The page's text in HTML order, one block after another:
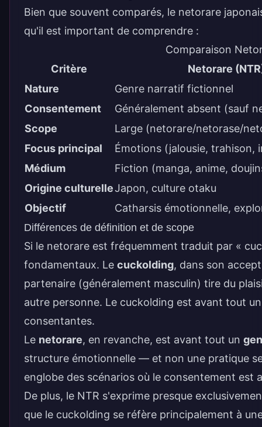
Bien que souvent comparés, le netorare
qu'il est important de comprendre :
Comparaison
Critère
Netorare
Nature
Genre narratif fictionnel
Consentement
Généralement absent (sauf
Scope
Large (netorare/netorase/
Focus principal
Émotions (jalousie, trahison,
Médium
Fiction (manga, anime,
Origine culturelleJapon, culture otaku
Objectif
Catharsis émotionnelle,
Différences de définition et de scope
Si le netorare est fréquemment traduit par «
fondamentaux. Le cuckolding, dans son
partenaire (généralement masculin) tire du
autre personne. Le cuckolding est avant tout
consentantes.
Le netorare, en revanche, est avant tout un
structure émotionnelle — et non une pratique
englobe des scénarios où le consentement
De plus, le NTR s'exprime presque
que le cuckolding se réfère principalement à